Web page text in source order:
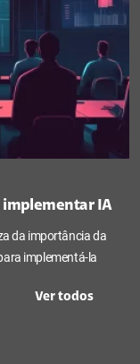
implementar IA
da importância da
implementá-la
Ver todos